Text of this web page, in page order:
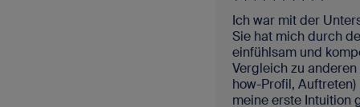
Ich war mit der
Sie hat mich durch
einfühlsam und
Vergleich zu
how-Profil,
meine erste Intuition